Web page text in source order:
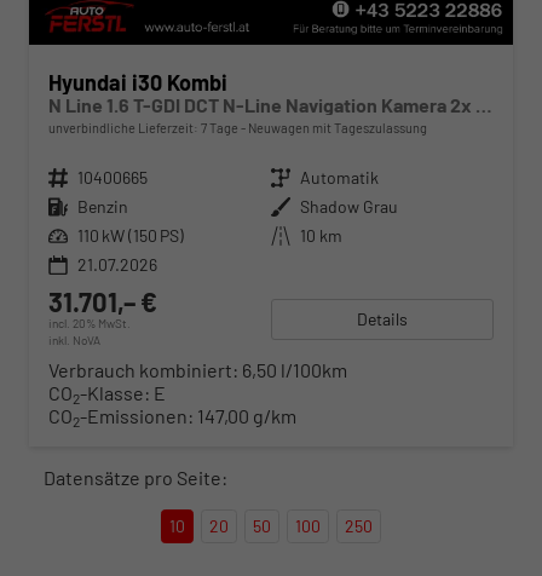
Hyundai i30 Kombi
N Line 1.6 T-GDI DCT N-Line Navigation Kamera 2x Einparkhilfe 18 Zoll 2Zonenklima
unverbindliche Lieferzeit: 7 Tage Neuwagen mit Tageszulassung
Fahrzeugnr. 10400665 Getriebe Automatik
Kraftstoff Benzin Außenfarbe Shadow Grau
Leistung 110 kW (150 PS) Kilometerstand 10 km
21.07.2026
31.701,– €
incl. 20% MwSt.
inkl. NoVA
Details
Verbrauch kombiniert: 6,50 l/100km
CO2-Klasse: E
CO2-Emissionen: 147,00 g/km
Datensätze pro Seite:
10 20 50 100 250